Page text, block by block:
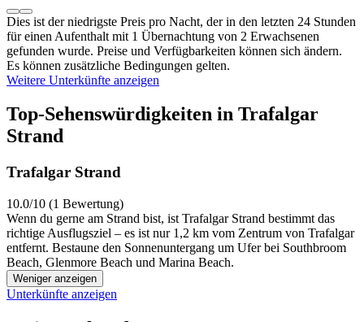
Dies ist der niedrigste Preis pro Nacht, der in den letzten 24 Stunden
für einen Aufenthalt mit 1 Übernachtung von 2 Erwachsenen
gefunden wurde. Preise und Verfügbarkeiten können sich ändern.
Es können zusätzliche Bedingungen gelten.
Weitere Unterkünfte anzeigen
Top-Sehenswürdigkeiten in Trafalgar
Strand
Trafalgar Strand
10.0/10 (1 Bewertung)
Wenn du gerne am Strand bist, ist Trafalgar Strand bestimmt das
richtige Ausflugsziel – es ist nur 1,2 km vom Zentrum von Trafalgar
entfernt. Bestaune den Sonnenuntergang um Ufer bei Southbroom
Beach, Glenmore Beach und Marina Beach.
Weniger anzeigen
Unterkünfte anzeigen